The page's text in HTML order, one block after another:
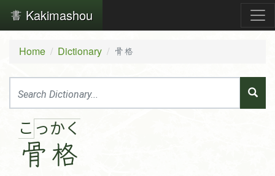
Kakimashou
Home Dictionary 骨格
こ っ
骨
か く
格